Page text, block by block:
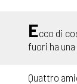
Ecco di
fuori ha
Quattro